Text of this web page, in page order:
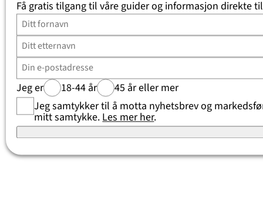
Få gratis tilgang til våre guider og informasjon direkte
Jeg er 18-44 år
45 år eller mer
Jeg samtykker til å motta nyhetsbrev og
mitt samtykke. Les mer her.